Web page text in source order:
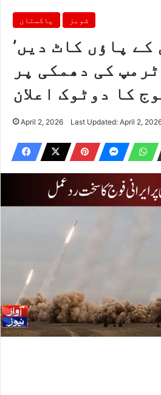
پاکستان شوبز
’حملہ آوروں کے پاؤں کاٹ دیں
ٹرمپ کی دھمکی پر
کا دوٹوک اعلان
April 2, 2026 Last Updated: April 2,